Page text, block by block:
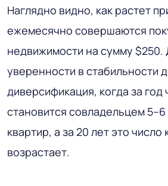
Наглядно видно, как растет
ежемесячно совершаются
недвижимости на сумму $250.
уверенности в стабильности
диверсификация, когда за год
становится совладельцем 5–6
квартир, а за 20 лет это число
возрастает.